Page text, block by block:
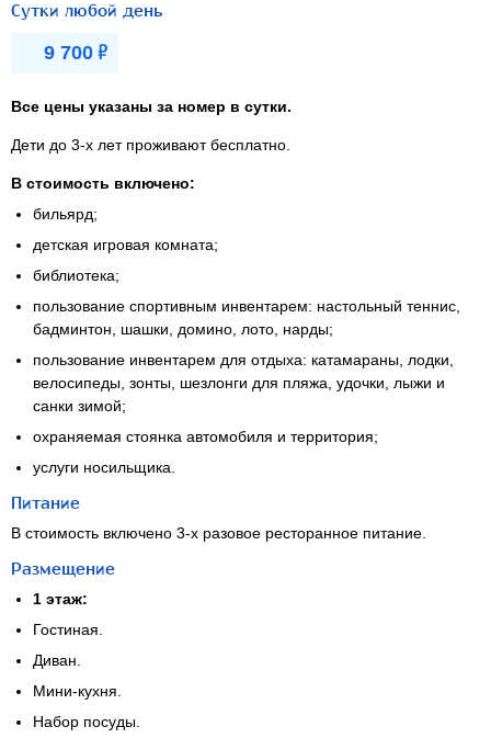
Сутки любой день
9 700 Р
Все цены указаны за номер в сутки.
Дети до 3-х летпроживают бесплатно.
В стоимость включено:
бильярд;
детская игровая комната;
библиотека;
пользование спортивным инвентарем: настольный теннис,
бадминтон, шашки, домино, лото, нарды;
пользование инвентарем для отдыха: катамараны, лодки,
велосипеды, зонты, шезлонги для пляжа, удочки, лыжи и
санки зимой;
охраняемая стоянка автомобиля и территория;
услуги носильщика.
Питание
В стоимость включено 3-х разовое ресторанное питание.
Размещение
1 этаж:
Гостиная.
Диван.
Мини-кухня.
Набор посуды.